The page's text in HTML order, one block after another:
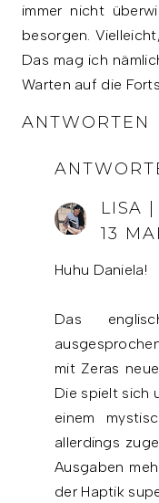
immer nicht
besorgen.
Das mag ich
Warten auf die
ANTWORTEN
LISA |
13
Huhu Daniela!
Das
mit Zeras
Die spielt sich
einem
allerdings
Ausgaben
der Haptik